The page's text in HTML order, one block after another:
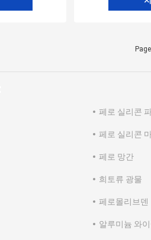
페로 실리콘
페로 실리콘
페로 망간
희토류 광물
페로몰리브덴
알루미늄 와